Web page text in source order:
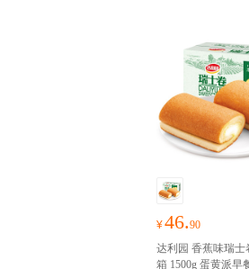
¥46.90
达利园 香蕉味瑞士
箱 1500g 蛋黄派早